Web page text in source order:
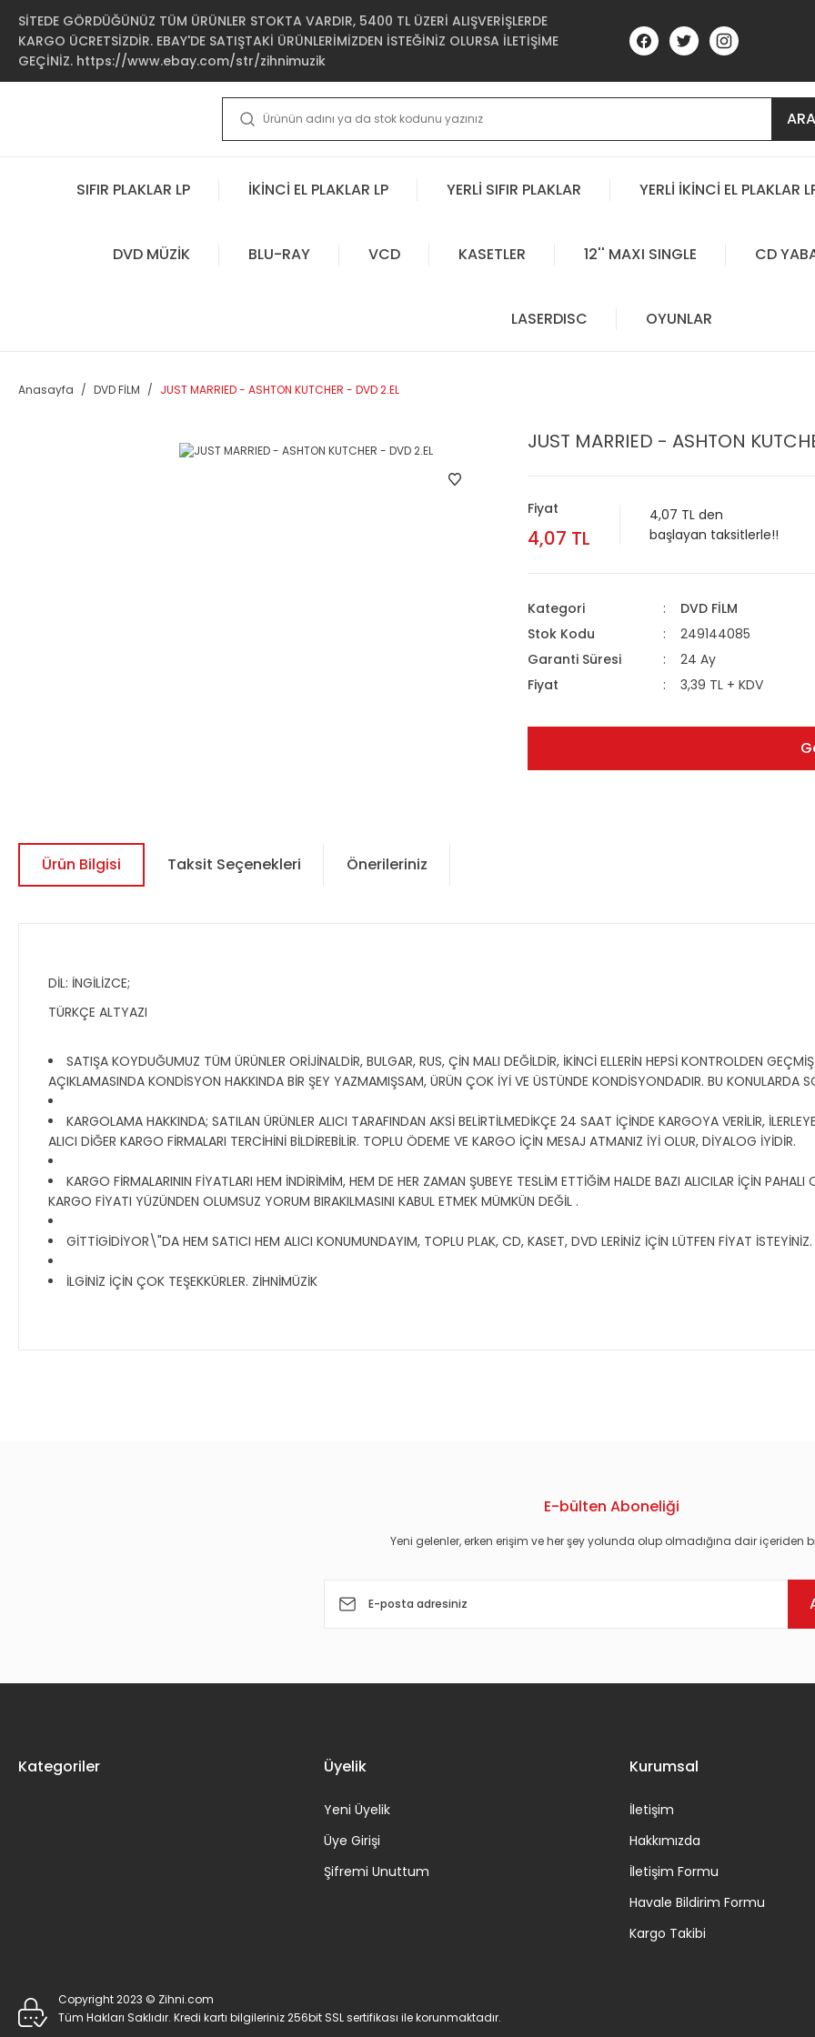
SİTEDE GÖRDÜĞÜNÜZ TÜM ÜRÜNLER STOKTA VARDIR, 5400 TL ÜZERİ ALIŞVERİŞLERDE
KARGO ÜCRETSİZDİR. EBAY'DE SATIŞTAKİ ÜRÜNLERİMİZDEN İSTEĞİNİZ OLURSA İLETİŞİME
GEÇİNİZ. https://www.ebay.com/str/zihnimuzik
ARA
SIFIR PLAKLAR LP İKİNCİ EL PLAKLAR LP YERLİ SIFIR PLAKLAR YERLİ İKİNCİ EL PLAKLAR
DVD MÜZİK BLU-RAY VCD KASETLER 12'' MAXI SINGLE CD
LASERDISC OYUNLAR
Anasayfa DVD FİLM JUST MARRIED - ASHTON KUTCHER - DVD 2.EL
JUST MARRIED - ASHTON
Fiyat
4,07 TL
4,07 TL den
başlayan taksitlerle!!
Kategori
DVD FİLM
Stok Kodu
249144085
Garanti Süresi
24 Ay
Fiyat
3,39 TL + KDV
Ürün Bilgisi Taksit Seçenekleri Önerileriniz
DİL: İNGİLİZCE;
TÜRKÇE ALTYAZI
SATIŞA KOYDUĞUMUZ TÜM ÜRÜNLER ORİJİNALDİR, BULGAR, RUS, ÇİN MALI DEĞİLDİR, İKİNCİ ELLERİN HEPSİ KONTROLDEN
AÇIKLAMASINDA KONDİSYON HAKKINDA BİR ŞEY YAZMAMIŞSAM, ÜRÜN ÇOK İYİ VE ÜSTÜNDE KONDİSYONDADIR. BU KONULARDA
KARGOLAMA HAKKINDA; SATILAN ÜRÜNLER ALICI TARAFINDAN AKSİ BELİRTİLMEDİKÇE 24 SAAT İÇİNDE KARGOYA VERİLİR,
ALICI DİĞER KARGO FİRMALARI TERCİHİNİ BİLDİREBİLİR. TOPLU ÖDEME VE KARGO İÇİN MESAJ ATMANIZ İYİ OLUR, DİYALOG İYİDİR.
KARGO FİRMALARININ FİYATLARI HEM İNDİRİMİM, HEM DE HER ZAMAN ŞUBEYE TESLİM ETTİĞİM HALDE BAZI ALICILAR İÇİN
KARGO FİYATI YÜZÜNDEN OLUMSUZ YORUM BIRAKILMASINI KABUL ETMEK MÜMKÜN DEĞİL .
GİTTİGİDİYOR\"DA HEM SATICI HEM ALICI KONUMUNDAYIM, TOPLU PLAK, CD, KASET, DVD LERİNİZ İÇİN LÜTFEN FİYAT İSTEYİNİZ.
İLGİNİZ İÇİN ÇOK TEŞEKKÜRLER. ZİHNİMÜZİK
E-bülten Aboneliği
Yeni gelenler, erken erişim ve her şey yolunda olup olmadığına dair içeriden
Kategoriler Üyelik
Yeni Üyelik
Üye Girişi
Şifremi Unuttum
Kurumsal
İletişim
Hakkımızda
İletişim Formu
Havale Bildirim Formu
Kargo Takibi
Copyright 2023 © Zihni.com
Tüm Hakları Saklıdır. Kredi kartı bilgileriniz 256bit SSL sertifikası ile korunmaktadır.